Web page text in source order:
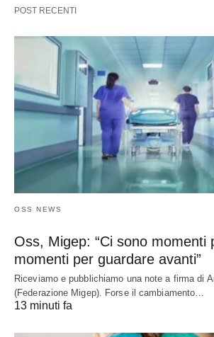
POST RECENTI
OSS NEWS
Oss, Migep: “Ci sono momenti
momenti per guardare avanti”
Riceviamo e pubblichiamo una note a firma di
(Federazione Migep). Forse il cambiamento…
13 minuti fa